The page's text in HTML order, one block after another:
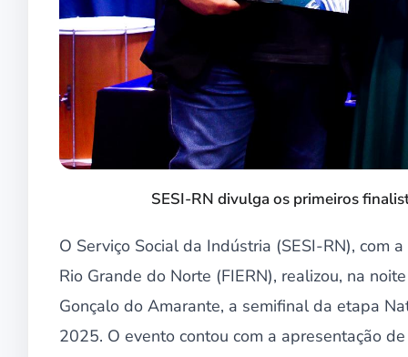
SESI-RN divulga os primeiros
O Serviço Social da Indústria (SESI-RN), com
Rio Grande do Norte (FIERN), realizou, na
Gonçalo do Amarante, a semifinal da etapa
2025. O evento contou com a apresentação